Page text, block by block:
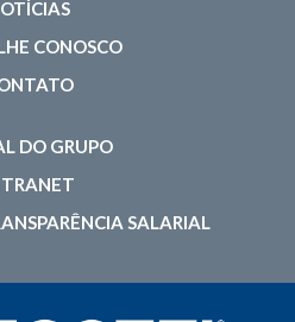
CONOSCO
DO GRUPO
SALARIAL